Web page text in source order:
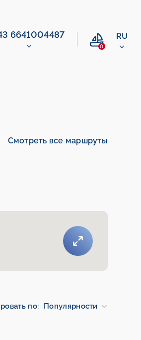
6641004487
0
RU
Смотреть все маршруты
по: Популярности